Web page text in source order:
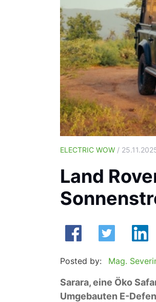
ELECTRIC WOW /
Land
Posted by: Mag.
Sarara, eine Öko
Umgebauten E-